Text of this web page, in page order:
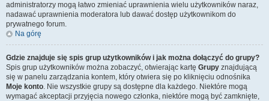
administratorzy mogą łatwo zmieniać uprawnienia wielu użytkowników naraz,
nadawać uprawnienia moderatora lub dawać dostęp użytkownikom do
prywatnego forum.
Na górę
Gdzie znajduje się spis grup użytkowników i jak można dołączyć do grupy?
Spis grup użytkowników można zobaczyć, otwierając kartę Grupy znajdującą
się w panelu zarządzania kontem, który otwiera się po kliknięciu odnośnika
Moje konto. Nie wszystkie grupy są dostępne dla każdego. Niektóre mogą
wymagać akceptacji przyjęcia nowego członka, niektóre mogą być zamknięte,